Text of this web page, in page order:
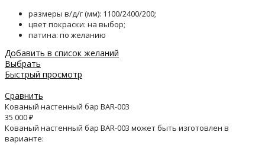
размеры в/д/г (мм): 1100/2400/200;
цвет покраски: на выбор;
патина: по желанию
Добавить в список желаний
Выбрать
Быстрый просмотр
Сравнить
Кованый настенный бар BAR-003
35 000₽
Кованый настенный бар BAR-003 может быть изготовлен в
варианте: